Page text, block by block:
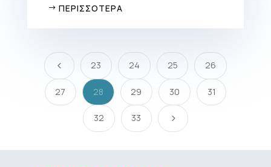
ΠΕΡΙΣΣΟΤΕΡΑ
4 23 24 25 26
27 28 29 30 31
32 33 5